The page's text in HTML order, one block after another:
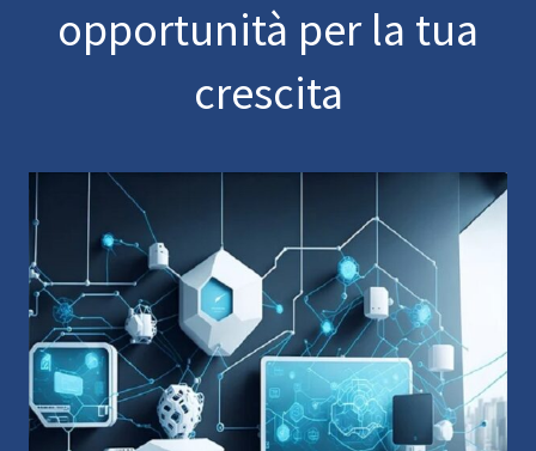
opportunità per la tua
crescita